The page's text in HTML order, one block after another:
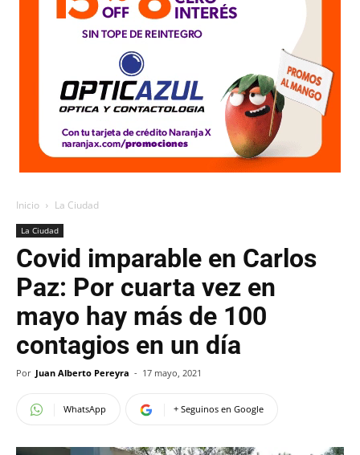
Inicio La Ciudad
La Ciudad
Covid imparable en Carlos
Paz: Por cuarta vez en
mayo hay más de 100
contagios en un día
Por Juan Alberto Pereyra - 17 mayo, 2021
WhatsApp + Seguinos en Google